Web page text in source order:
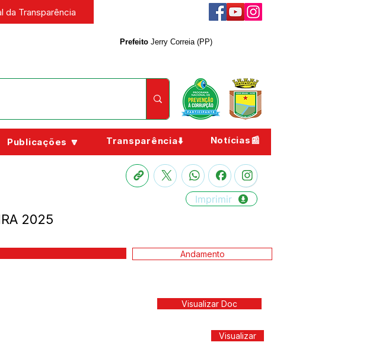
da Transparência
Prefeito Jerry Correia (PP)
Publicações 🔽 Transparência⬇️ Notícias📰
Imprimir
2025
Andamento
Visualizar Doc
Visualizar